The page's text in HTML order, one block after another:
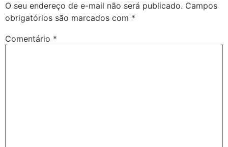
O seu endereço de e-mail não será publicado. Campos
obrigatórios são marcados com *
Comentário *